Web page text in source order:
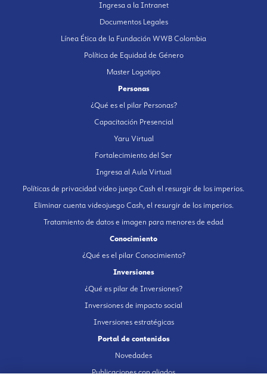
Ingresa a la Intranet
Documentos Legales
Línea Ética de la Fundación WWB Colombia
Política de Equidad de Género
Master Logotipo
Personas
¿Qué es el pilar Personas?
Capacitación Presencial
Yaru Virtual
Fortalecimiento del Ser
Ingresa al Aula Virtual
Políticas de privacidad video juego Cash el resurgir de los imperios.
Eliminar cuenta videojuego Cash, el resurgir de los imperios.
Tratamiento de datos e imagen para menores de edad
Conocimiento
¿Qué es el pilar Conocimiento?
Inversiones
¿Qué es pilar de Inversiones?
Inversiones de impacto social
Inversiones estratégicas
Portal de contenidos
Novedades
Publicaciones con aliados